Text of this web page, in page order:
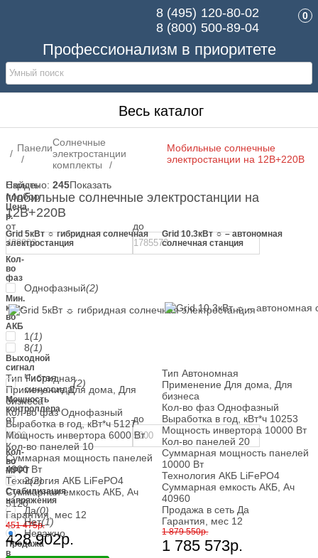
Профессионализм в приоритете
8 (495) 120-80-02
8 (800) 500-89-04
0
Весь каталог
ПанелиСолнечные
электростанции
комплекты
Мобильные солнечные
электростанции на 12В+220В
Скрыть
подбор
Цена,
р.
от до
Кол-
во
фаз
Однофазный(2)
Мин.
кол-
во
АКБ
1(1)
8(1)
Выходной
сигнал
Чистая
синусоида(2)
Мощность
контроллера
от до
Кол-
во
MPPT
2(2)
Стабилизация
напряжения
Да(0)
Нет(1)
Неважно
Продажа
в
Найдено: 245Показать
Мобильные солнечные электростанции на
12В+220В
Grid 5кВт ☼ гибридная солнечная
электростанция
Тип Гибридная
Применение Для дома, Для
бизнеса
Кол-во фаз Однофазный
Выработка в год, кВт*ч 5127
Мощность инвертора 6000 Вт
Кол-во панелей 10
Суммарная мощность панелей
4900 Вт
Технология АКБ LiFePO4
Суммарная емкость АКБ, Ач
5120
Гарантия, мес 12
451 475р.
428 902р.
Grid 10.3кВт ☼ – автономная
солнечная станция
Тип Автономная
Применение Для дома, Для
бизнеса
Кол-во фаз Однофазный
Выработка в год, кВт*ч 10253
Мощность инвертора 10000 Вт
Кол-во панелей 20
Суммарная мощность панелей
10000 Вт
Технология АКБ LiFePO4
Суммарная емкость АКБ, Ач
40960
Продажа в сеть Да
Гарантия, мес 12
1 879 550р.
1 785 573р.